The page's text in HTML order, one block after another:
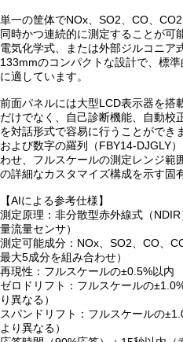
単一の筐体でNOx、SO2、CO、
同時かつ連続的に測定することが可
電気化学式、または外部ジルコニア
133mmのコンパクトな設計で、標
に適しています。
前面パネルには大型LCD表示器を搭
だけでなく、自己診断機能、自動校
を対話形式で容易に行うことができ
および数字の羅列（FBY14-DJGLY
わせ、フルスケールの測定レンジ範
の詳細なカスタマイズ構成を示す固
【AIによる参考仕様】
測定原理：非分散型赤外線式（
量流量センサ）
測定可能成分：NOx、SO2、CO、
最大5成分を組み合わせ）
再現性：フルスケールの±0.5%以内
ゼロドリフト：フルスケールの
り異なる）
スパンドリフト：フルスケールの
より異なる）